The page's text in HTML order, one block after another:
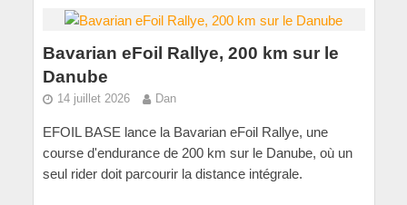
Bavarian eFoil Rallye, 200 km sur le
Danube
14 juillet 2026 Dan
EFOIL BASE lance la Bavarian eFoil Rallye, une
course d'endurance de 200 km sur le Danube, où un
seul rider doit parcourir la distance intégrale.